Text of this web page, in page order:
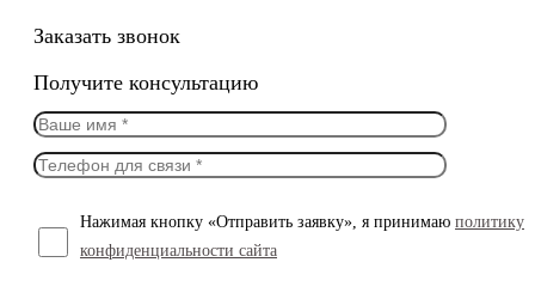
Заказать звонок
Получите консультацию
Нажимая кнопку «Отправить заявку», я принимаю политику
конфиденциальности сайта